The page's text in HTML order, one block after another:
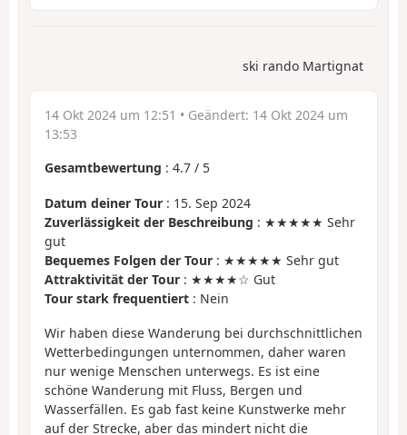
ski rando Martignat
14 Okt 2024 um 12:51 • Geändert: 14 Okt 2024 um
13:53
Gesamtbewertung : 4.7 / 5
Datum deiner Tour : 15. Sep 2024
Zuverlässigkeit der Beschreibung : ★★★★★ Sehr
gut
Bequemes Folgen der Tour : ★★★★★ Sehr gut
Attraktivität der Tour : ★★★★☆ Gut
Tour stark frequentiert : Nein
Wir haben diese Wanderung bei durchschnittlichen
Wetterbedingungen unternommen, daher waren
nur wenige Menschen unterwegs. Es ist eine
schöne Wanderung mit Fluss, Bergen und
Wasserfällen. Es gab fast keine Kunstwerke mehr
auf der Strecke, aber das mindert nicht die